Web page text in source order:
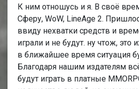
К ним отношусь и я. В своё
Сферу, WoW, LineAge 2.
ввиду нехватки средств и
играли и не будут. ну чтож,
в ближайшее время ситуация
Благодаря нашим издателям
будут играть в платные